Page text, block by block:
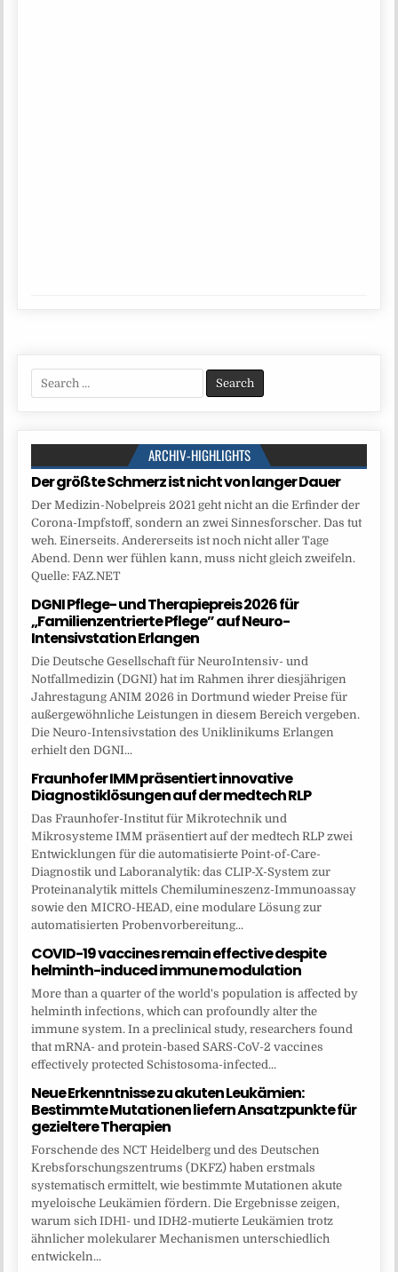
Search
for:
ARCHIV-HIGHLIGHTS
Der größte Schmerz ist nicht von langer Dauer
Der Medizin-Nobelpreis 2021 geht nicht an die Erfinder der
Corona-Impfstoff, sondern an zwei Sinnesforscher. Das tut
weh. Einerseits. Andererseits ist noch nicht aller Tage
Abend. Denn wer fühlen kann, muss nicht gleich zweifeln.
Quelle: FAZ.NET
DGNI Pflege- und Therapiepreis 2026 für
„Familienzentrierte Pflege” auf Neuro-
Intensivstation Erlangen
Die Deutsche Gesellschaft für NeuroIntensiv- und
Notfallmedizin (DGNI) hat im Rahmen ihrer diesjährigen
Jahrestagung ANIM 2026 in Dortmund wieder Preise für
außergewöhnliche Leistungen in diesem Bereich vergeben.
Die Neuro-Intensivstation des Uniklinikums Erlangen
erhielt den DGNI...
Fraunhofer IMM präsentiert innovative
Diagnostiklösungen auf der medtech RLP
Das Fraunhofer-Institut für Mikrotechnik und
Mikrosysteme IMM präsentiert auf der medtech RLP zwei
Entwicklungen für die automatisierte Point-of-Care-
Diagnostik und Laboranalytik: das CLIP-X-System zur
Proteinanalytik mittels Chemilumineszenz-Immunoassay
sowie den MICRO-HEAD, eine modulare Lösung zur
automatisierten Probenvorbereitung...
COVID-19 vaccines remain effective despite
helminth-induced immune modulation
More than a quarter of the world's population is affected by
helminth infections, which can profoundly alter the
immune system. In a preclinical study, researchers found
that mRNA- and protein-based SARS-CoV-2 vaccines
effectively protected Schistosoma-infected...
Neue Erkenntnisse zu akuten Leukämien:
Bestimmte Mutationen liefern Ansatzpunkte für
gezieltere Therapien
Forschende des NCT Heidelberg und des Deutschen
Krebsforschungszentrums (DKFZ) haben erstmals
systematisch ermittelt, wie bestimmte Mutationen akute
myeloische Leukämien fördern. Die Ergebnisse zeigen,
warum sich IDH1- und IDH2-mutierte Leukämien trotz
ähnlicher molekularer Mechanismen unterschiedlich
entwickeln...